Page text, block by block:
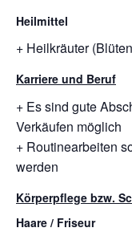
Heilmittel
+ Heilkräuter
Karriere und Beruf
+ Es sind gute
Verkäufen möglich
+ Routinearbeiten
werden
Körperpflege bzw.
Haare / Friseur